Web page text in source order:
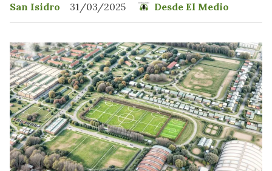
San Isidro
31/03/2025 Desde El Medio